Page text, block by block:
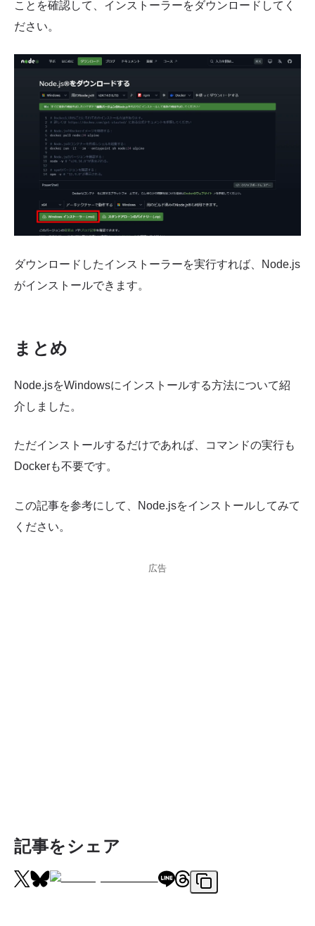
ことを確認して、インストーラーをダウンロードしてく
ださい。
ダウンロードしたインストーラーを実行すれば、Node.js
がインストールできます。
まとめ
Node.jsをWindowsにインストールする方法について紹
介しました。
ただインストールするだけであれば、コマンドの実行も
Dockerも不要です。
この記事を参考にして、Node.jsをインストールしてみて
ください。
広告
記事をシェア